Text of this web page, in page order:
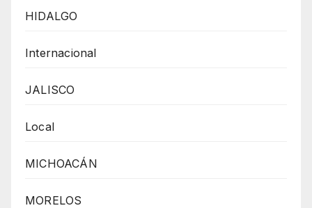
HIDALGO
Internacional
JALISCO
Local
MICHOACÁN
MORELOS